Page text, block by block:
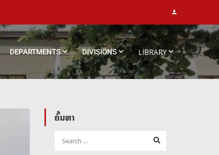
DEPARTMENTS DIVISIONS LIBRARY
ຄົ້ນຫາ